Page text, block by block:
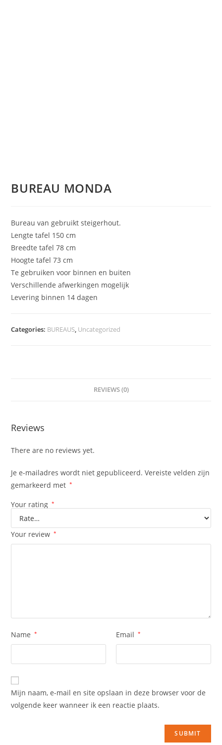
BUREAU MONDA
Bureau van gebruikt steigerhout.
Lengte tafel 150 cm
Breedte tafel 78 cm
Hoogte tafel 73 cm
Te gebruiken voor binnen en buiten
Verschillende afwerkingen mogelijk
Levering binnen 14 dagen
Categories: BUREAUS, Uncategorized
REVIEWS (0)
Reviews
There are no reviews yet.
Je e-mailadres wordt niet gepubliceerd. Vereiste velden zijn
gemarkeerd met *
Your rating *
Your review *
Name * Email *
Mijn naam, e-mail en site opslaan in deze browser voor de
volgende keer wanneer ik een reactie plaats.